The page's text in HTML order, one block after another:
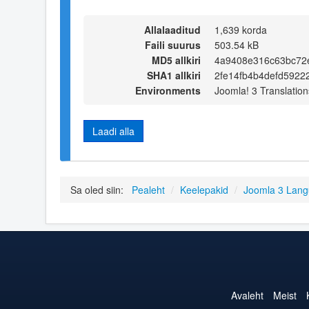
Allalaaditud
1,639 korda
Faili suurus
503.54 kB
MD5 allkiri
SHA1 allkiri
Environments
Joomla! 3
Laadi alla
Sa oled siin: Pealeht / Keelepakid / Joomla 3
Avaleht Meist